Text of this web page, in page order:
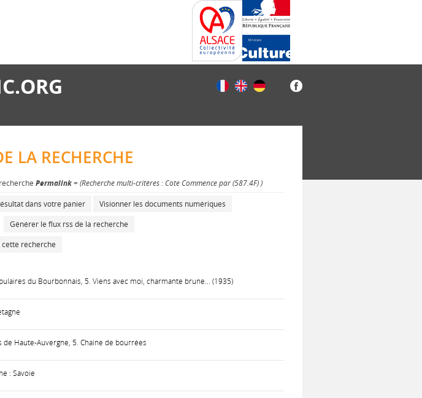
LA RECHERCHE
Permalink= (Recherche multi-critères : Cote Commence par (587.4F) )
dans votre panier
Visionner les documents numériques
Générer le flux rss de la recherche
recherche
du Bourbonnais, 5. Viens avec moi, charmante brune... (1935)
de Haute-Auvergne, 5. Chaine de bourrées
: Savoie